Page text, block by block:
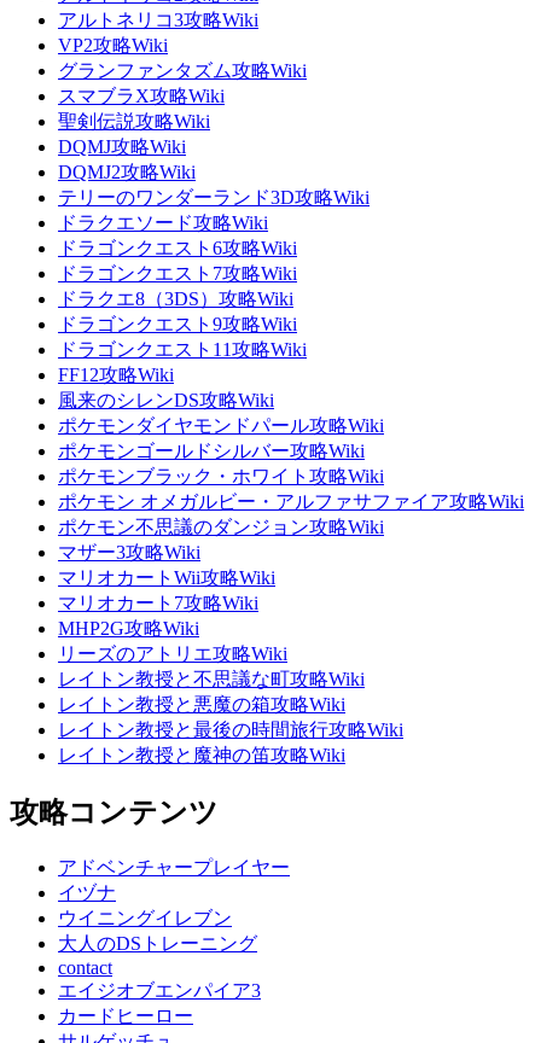
アルトネリコ3攻略Wiki
VP2攻略Wiki
グランファンタズム攻略Wiki
スマブラX攻略Wiki
聖剣伝説攻略Wiki
DQMJ攻略Wiki
DQMJ2攻略Wiki
テリーのワンダーランド3D攻略Wiki
ドラクエソード攻略Wiki
ドラゴンクエスト6攻略Wiki
ドラゴンクエスト7攻略Wiki
ドラクエ8（3DS）攻略Wiki
ドラゴンクエスト9攻略Wiki
ドラゴンクエスト11攻略Wiki
FF12攻略Wiki
風来のシレンDS攻略Wiki
ポケモンダイヤモンドパール攻略Wiki
ポケモンゴールドシルバー攻略Wiki
ポケモンブラック・ホワイト攻略Wiki
ポケモン オメガルビー・アルファサファイア攻略Wiki
ポケモン不思議のダンジョン攻略Wiki
マザー3攻略Wiki
マリオカートWii攻略Wiki
マリオカート7攻略Wiki
MHP2G攻略Wiki
リーズのアトリエ攻略Wiki
レイトン教授と不思議な町攻略Wiki
レイトン教授と悪魔の箱攻略Wiki
レイトン教授と最後の時間旅行攻略Wiki
レイトン教授と魔神の笛攻略Wiki
攻略コンテンツ
アドベンチャープレイヤー
イヅナ
ウイニングイレブン
大人のDSトレーニング
contact
エイジオブエンパイア3
カードヒーロー